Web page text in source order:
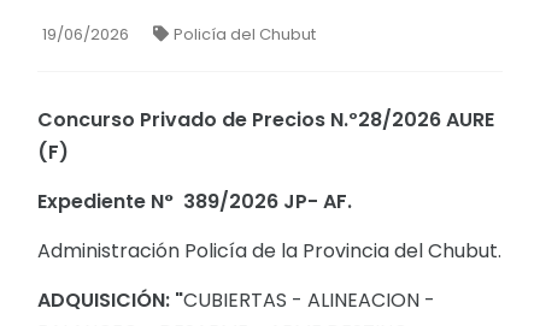
19/06/2026 Policía del Chubut
Concurso Privado de Precios N.º28/2026 AURE
(F)
Expediente N° 389/2026 JP- AF.
Administración Policía de la Provincia del Chubut.
ADQUISICIÓN: "CUBIERTAS - ALINEACION -